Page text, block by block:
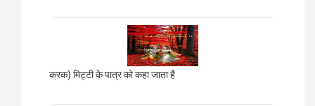
करक) मिट्टी के पात्र को कहा जाता है